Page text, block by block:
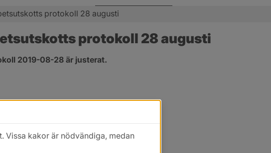
protokoll 28 augusti
protokoll 28 augusti
2019-08-28 är justerat.
i nytt fönster.
Vissa kakor är nödvändiga, medan